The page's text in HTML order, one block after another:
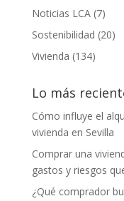
Noticias LCA(7)
Sostenibilidad (20)
Vivienda (134)
Lo más
Cómo influye el
vivienda en Sevilla
Comprar una
gastos y riesgos
¿Qué comprador